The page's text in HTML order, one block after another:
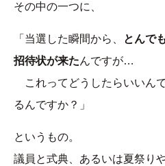
その中の一つに、
「当選した瞬間から、
とんで
招待状が来たんですが…
これってどうしたらいいん
るんですか？」
というもの。
議員と式典、あるいは夏祭り